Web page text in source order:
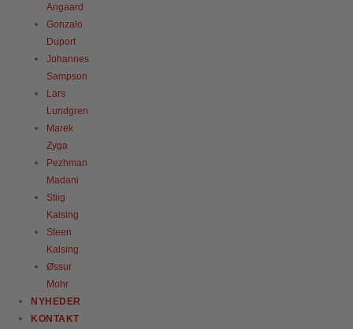
Angaard
Gonzalo
Duport
Johannes
Sampson
Lars
Lundgren
Marek
Zyga
Pezhman
Madani
Stiig
Kalsing
Steen
Kalsing
Øssur
Mohr
NYHEDER
KONTAKT